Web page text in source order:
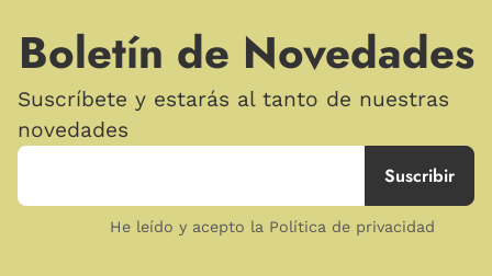
Boletín de Novedades
Suscríbete y estarás al tanto de nuestras
novedades
He leído y acepto la Política de privacidad